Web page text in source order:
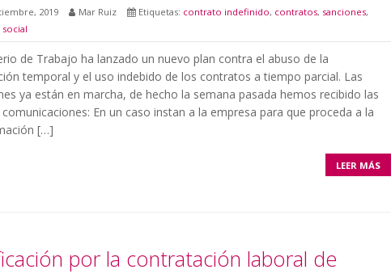
2019 Mar Ruiz Etiquetas: contrato indefinido, contratos, sanciones,
social
de Trabajo ha lanzado un nuevo plan contra el abuso de la
temporal y el uso indebido de los contratos a tiempo parcial. Las
ya están en marcha, de hecho la semana pasada hemos recibido las
En un caso instan a la empresa para que proceda a la
[…]
LEER MÁS
por la contratación laboral de